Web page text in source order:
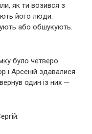
як ти возився з
його люди.
або обшукують.
було четверо
і Арсеній здавалися
один із них —